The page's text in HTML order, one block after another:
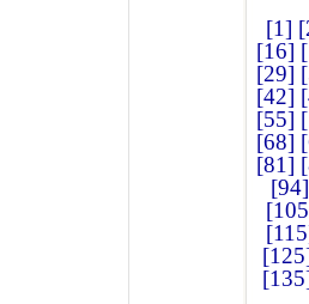
[1]
[16]
[29]
[42]
[55]
[68]
[81]
[94]